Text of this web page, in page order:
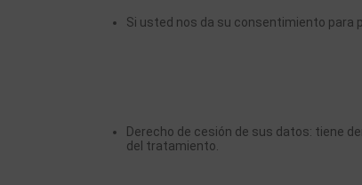
Si usted nos da su consentimiento para
Derecho de cesión de sus datos: tiene
del tratamiento.